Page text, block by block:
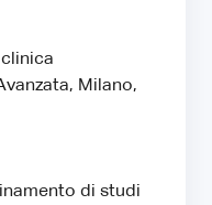
Milano,
di studi